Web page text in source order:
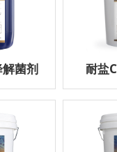
菌剂 耐盐